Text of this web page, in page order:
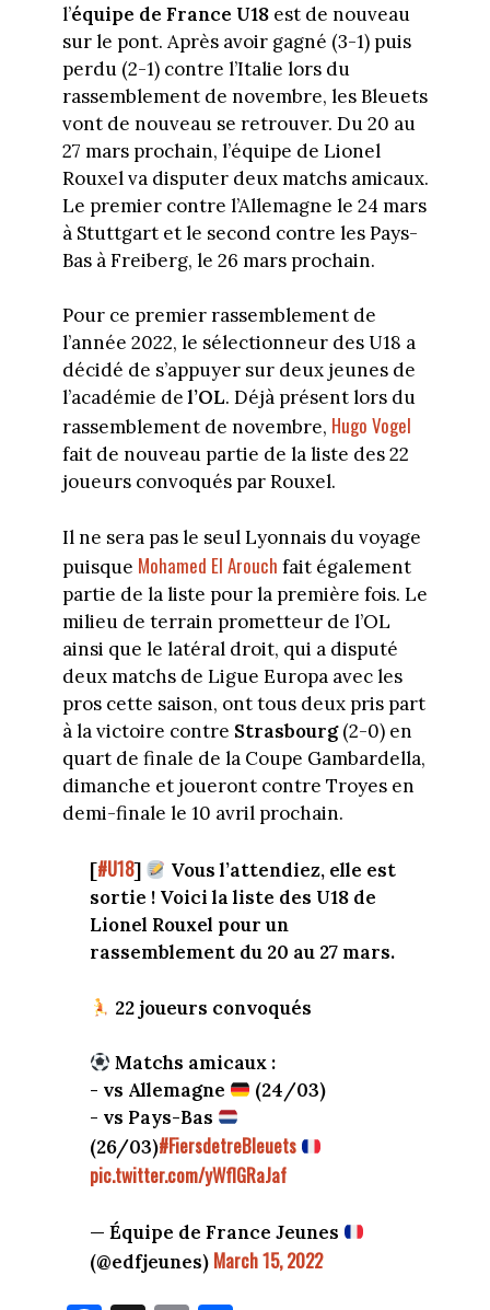
l’équipe de France U18est de nouveau
sur le pont. Après avoir gagné (3-1) puis
perdu (2-1) contre l’Italie lors du
rassemblement de novembre, les Bleuets
vont de nouveau se retrouver. Du 20 au
27 mars prochain, l’équipe de Lionel
Rouxel va disputer deux matchs amicaux.
Le premier contre l’Allemagne le 24 mars
à Stuttgart et le second contre les Pays-
Bas à Freiberg, le 26 mars prochain.
Pour ce premier rassemblement de
l’année 2022, le sélectionneur des U18 a
décidé de s’appuyer sur deux jeunes de
l’académie del’OL. Déjà présent lors du
rassemblement de novembre, Hugo Vogel
fait de nouveau partie de la liste des 22
joueurs convoqués par Rouxel.
Il ne sera pas le seul Lyonnais du voyage
puisque Mohamed El Arouch fait également
partie de la liste pour la première fois. Le
milieu de terrain prometteur de l’OL
ainsi que le latéral droit, qui a disputé
deux matchs de Ligue Europa avec les
pros cette saison, ont tous deux pris part
à la victoire contre Strasbourg(2-0) en
quart de finale de la Coupe Gambardella,
dimanche et joueront contre Troyes en
demi-finale le 10 avril prochain.
[#U18]
Vous l’attendiez, elle est
sortie ! Voici la liste des U18 de
Lionel Rouxel pour un
rassemblement du 20 au 27 mars.
22 joueurs convoqués
Matchs amicaux :
- vs Allemagne
(24/03)
- vs Pays-Bas
(26/03)#FiersdetreBleuets
pic.twitter.com/yWflGRaJaf
— Équipe de France Jeunes
(@edfjeunes) March 15, 2022